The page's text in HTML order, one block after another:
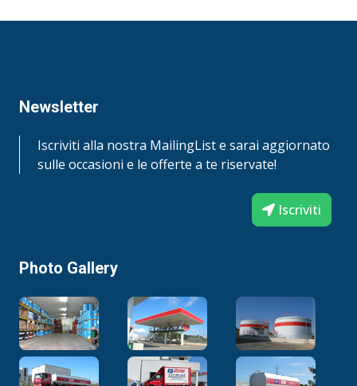
Newsletter
Iscriviti alla nostra MailingList e sarai aggiornato
sulle occasioni e le offerte a te riservate!
Iscriviti
Photo Gallery